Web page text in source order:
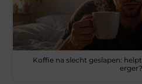
Koffie na slecht geslapen:
erger?